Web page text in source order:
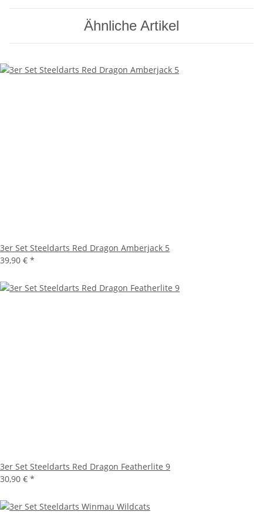
Ähnliche Artikel
3er Set Steeldarts Red Dragon Amberjack 5
39,90 € *
3er Set Steeldarts Red Dragon Featherlite 9
30,90 € *